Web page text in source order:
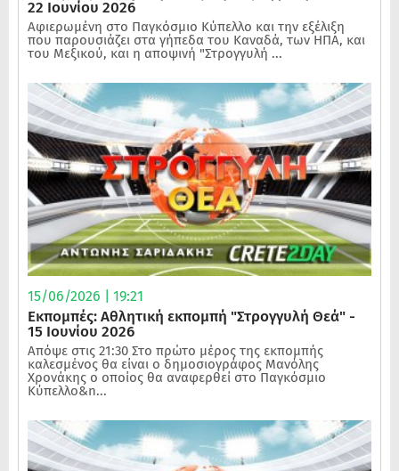
22 Ιουνίου 2026
Αφιερωμένη στο Παγκόσμιο Κύπελλο και την εξέλιξη
που παρουσιάζει στα γήπεδα του Καναδά, των ΗΠΑ, και
του Μεξικού, και η αποψινή "Στρογγυλή ...
15/06/2026 | 19:21
Εκπομπές: Αθλητική εκπομπή "Στρογγυλή Θεά" -
15 Ιουνίου 2026
Απόψε στις 21:30 Στο πρώτο μέρος της εκπομπής
καλεσμένος θα είναι ο δημοσιογράφος Μανόλης
Χρονάκης ο οποίος θα αναφερθεί στο Παγκόσμιο
Κύπελλο&n...